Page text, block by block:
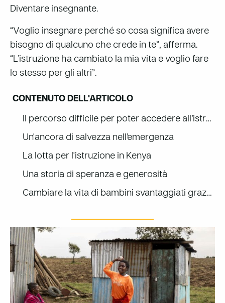
Diventare insegnante.
“Voglio insegnare perché so cosa significa avere
bisogno di qualcuno che crede in te”, afferma.
“L’istruzione ha cambiato la mia vita e voglio fare
lo stesso per gli altri”.
CONTENUTO DELL'ARTICOLO
Il percorso difficile per poter accedere all’istruzione
Un'ancora di salvezza nell’emergenza
La lotta per l'istruzione in Kenya
Una storia di speranza e generosità
Cambiare la vita di bambini svantaggiati grazie al sostegno